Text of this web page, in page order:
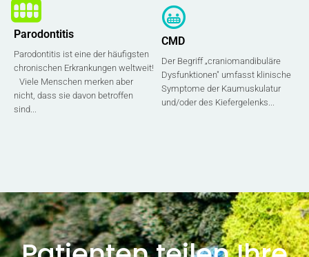
Parodontitis
Parodontitis ist eine der häufigsten
chronischen Erkrankungen weltweit!
Viele Menschen merken aber
nicht, dass sie davon betroffen
sind...
CMD
Der Begriff „craniomandibuläre
Dysfunktionen" umfasst klinische
Symptome der Kaumuskulatur
und/oder des Kiefergelenks...